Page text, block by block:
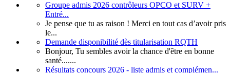
Groupe admis 2026 contrôleurs OPCO et SURV +
Entré...
Je pense que tu as raison ! Merci en tout cas d’avoir pris
le...
Demande disponibilité dès titularisation RQTH
Bonjour, Tu sembles avoir la chance d'être en bonne
santé.......
Résultats concours 2026 - liste admis et complémen...